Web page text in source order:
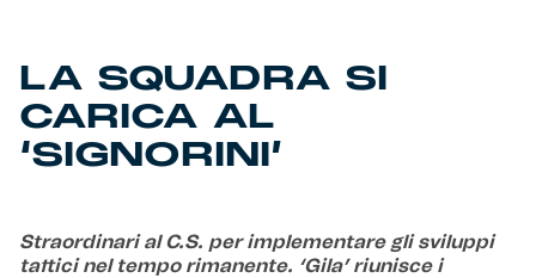
LA SQUADRA SI
CARICA AL
‘SIGNORINI’
Straordinari al C.S. per implementare gli sviluppi
tattici nel tempo rimanente. ‘Gila’ riunisce i